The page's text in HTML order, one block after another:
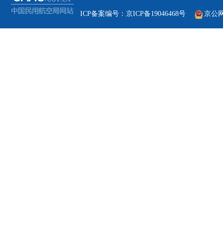
ICP备案编号：京ICP备19046468号 京公